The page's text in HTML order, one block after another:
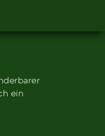
ein